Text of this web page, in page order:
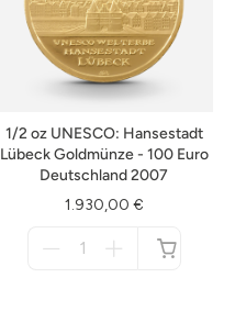
1/2 oz UNESCO: Hansestadt
Lübeck Goldmünze - 100 Euro
Deutschland 2007
1.930,00 €